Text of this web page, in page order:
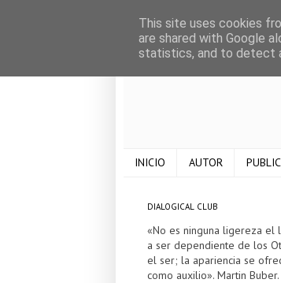
INICIO AUTOR
DIALOGICAL CLUB
«No es ninguna ligereza el
a ser dependiente de los
el ser; la apariencia se
como auxilio». Martin Buber.
This site uses cookies
are shared with Google
statistics, and to detect